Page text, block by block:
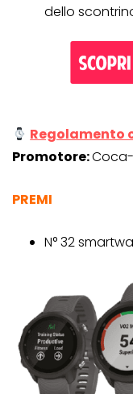
dello
Regolamento
Promotore:Coca-
PREMI
N° 32